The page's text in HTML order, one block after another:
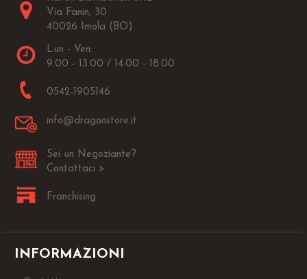
Via Fanin, 30
40026 Imola (BO)
Lun - Ven:
9.00 - 13.00 / 14.00 - 18.00
0542-1905146
info@dragonstore.it
Sei un Negoziante?
Contattaci >
Franchising
INFORMAZIONI